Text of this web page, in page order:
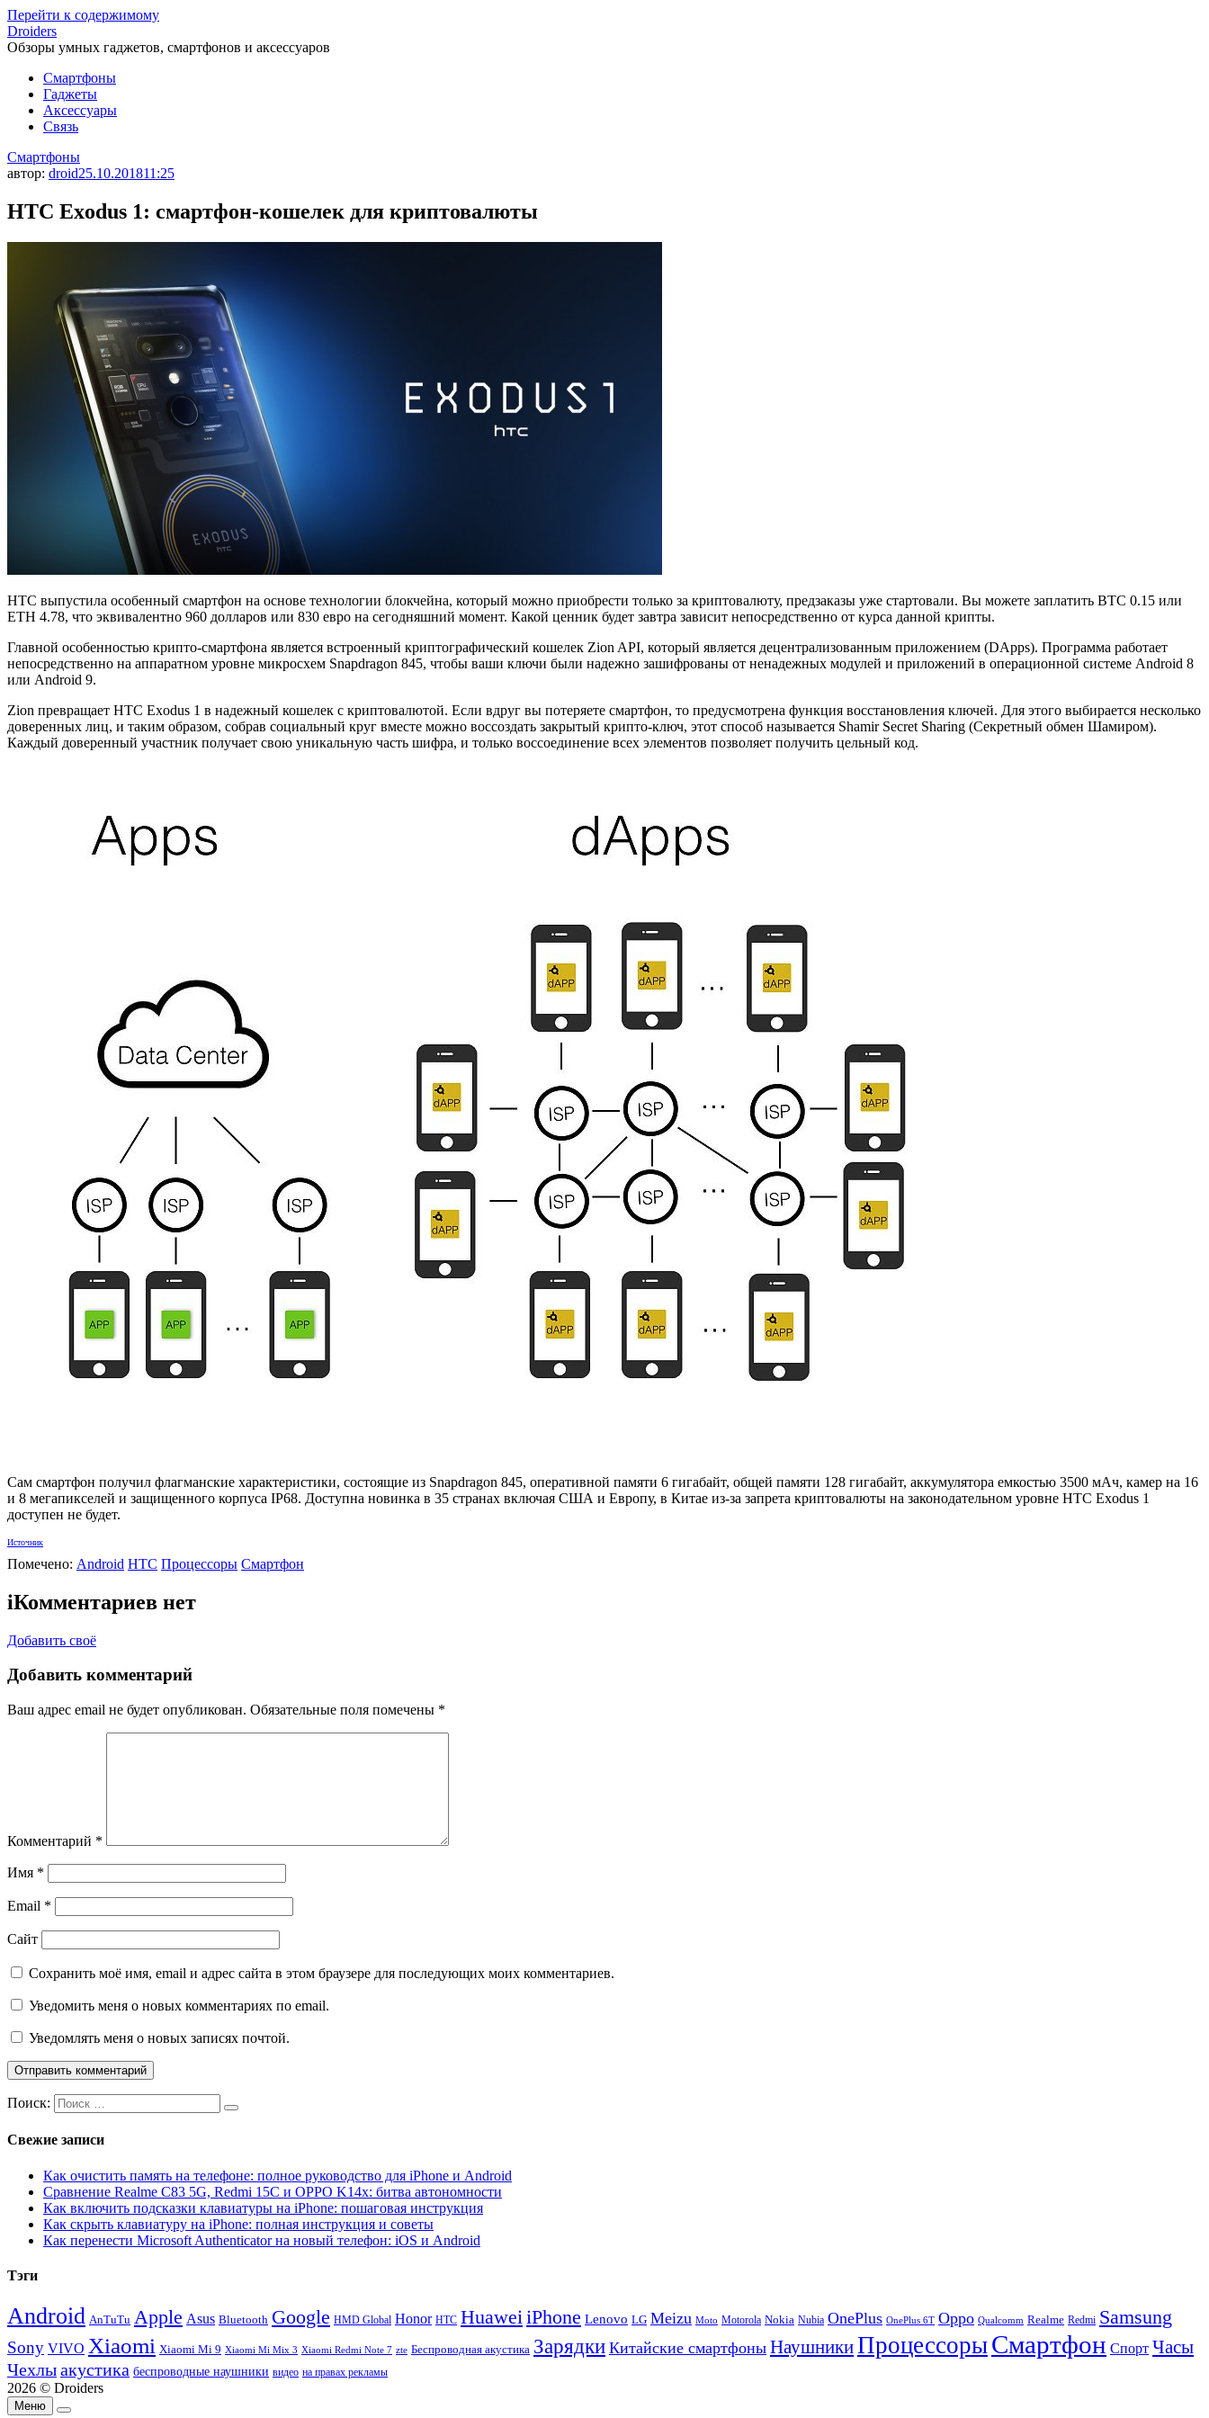
Перейти к содержимому
Droiders
Обзоры умных гаджетов, смартфонов и аксессуаров
Смартфоны
Гаджеты
Аксессуары
Связь
Смартфоны
автор: droid25.10.201811:25
HTC Exodus 1: смартфон-кошелек для криптовалюты
HTC выпустила особенный смартфон на основе технологии блокчейна, который можно приобрести только за криптовалюту, предзаказы уже стартовали. Вы можете заплатить BTC 0.15 или
ETH 4.78, что эквивалентно 960 долларов или 830 евро на сегодняшний момент. Какой ценник будет завтра зависит непосредственно от курса данной крипты.
Главной особенностью крипто-смартфона является встроенный криптографический кошелек Zion API, который является децентрализованным приложением (DApps). Программа работает
непосредственно на аппаратном уровне микросхем Snapdragon 845, чтобы ваши ключи были надежно зашифрованы от ненадежных модулей и приложений в операционной системе Android 8
или Android 9.
Zion превращает HTC Exodus 1 в надежный кошелек с криптовалютой. Если вдруг вы потеряете смартфон, то предусмотрена функция восстановления ключей. Для этого выбирается несколько
доверенных лиц, и таким образом, собрав социальный круг вместе можно воссоздать закрытый крипто-ключ, этот способ называется Shamir Secret Sharing (Секретный обмен Шамиром).
Каждый доверенный участник получает свою уникальную часть шифра, и только воссоединение всех элементов позволяет получить цельный код.
Сам смартфон получил флагманские характеристики, состоящие из Snapdragon 845, оперативной памяти 6 гигабайт, общей памяти 128 гигабайт, аккумулятора емкостью 3500 мАч, камер на 16
и 8 мегапикселей и защищенного корпуса IP68. Доступна новинка в 35 странах включая США и Европу, в Китае из-за запрета криптовалюты на законодательном уровне HTC Exodus 1
доступен не будет.
Источник
Помечено: Android HTC Процессоры Смартфон
iКомментариев нет
Добавить своё
Добавить комментарий
Ваш адрес email не будет опубликован. Обязательные поля помечены *
Комментарий *
Имя *
Email *
Сайт
Сохранить моё имя, email и адрес сайта в этом браузере для последующих моих комментариев.
Уведомить меня о новых комментариях по email.
Уведомлять меня о новых записях почтой.
Поиск:
Свежие записи
Как очистить память на телефоне: полное руководство для iPhone и Android
Сравнение Realme C83 5G, Redmi 15C и OPPO K14x: битва автономности
Как включить подсказки клавиатуры на iPhone: пошаговая инструкция
Как скрыть клавиатуру на iPhone: полная инструкция и советы
Как перенести Microsoft Authenticator на новый телефон: iOS и Android
Тэги
Android AnTuTu Apple Asus Bluetooth Google HMD Global Honor HTC HuaweiiPhone Lenovo LG Meizu Moto Motorola Nokia Nubia OnePlus OnePlus 6T Oppo Qualcomm Realme Redmi Samsung
Sony VIVO Xiaomi Xiaomi Mi 9 Xiaomi Mi Mix 3 Xiaomi Redmi Note 7 zte Беспроводная акустика Зарядки Китайские смартфоны НаушникиПроцессорыСмартфон Спорт Часы
Чехлыакустика беспроводные наушники видео на правах рекламы
2026 © Droiders
Меню